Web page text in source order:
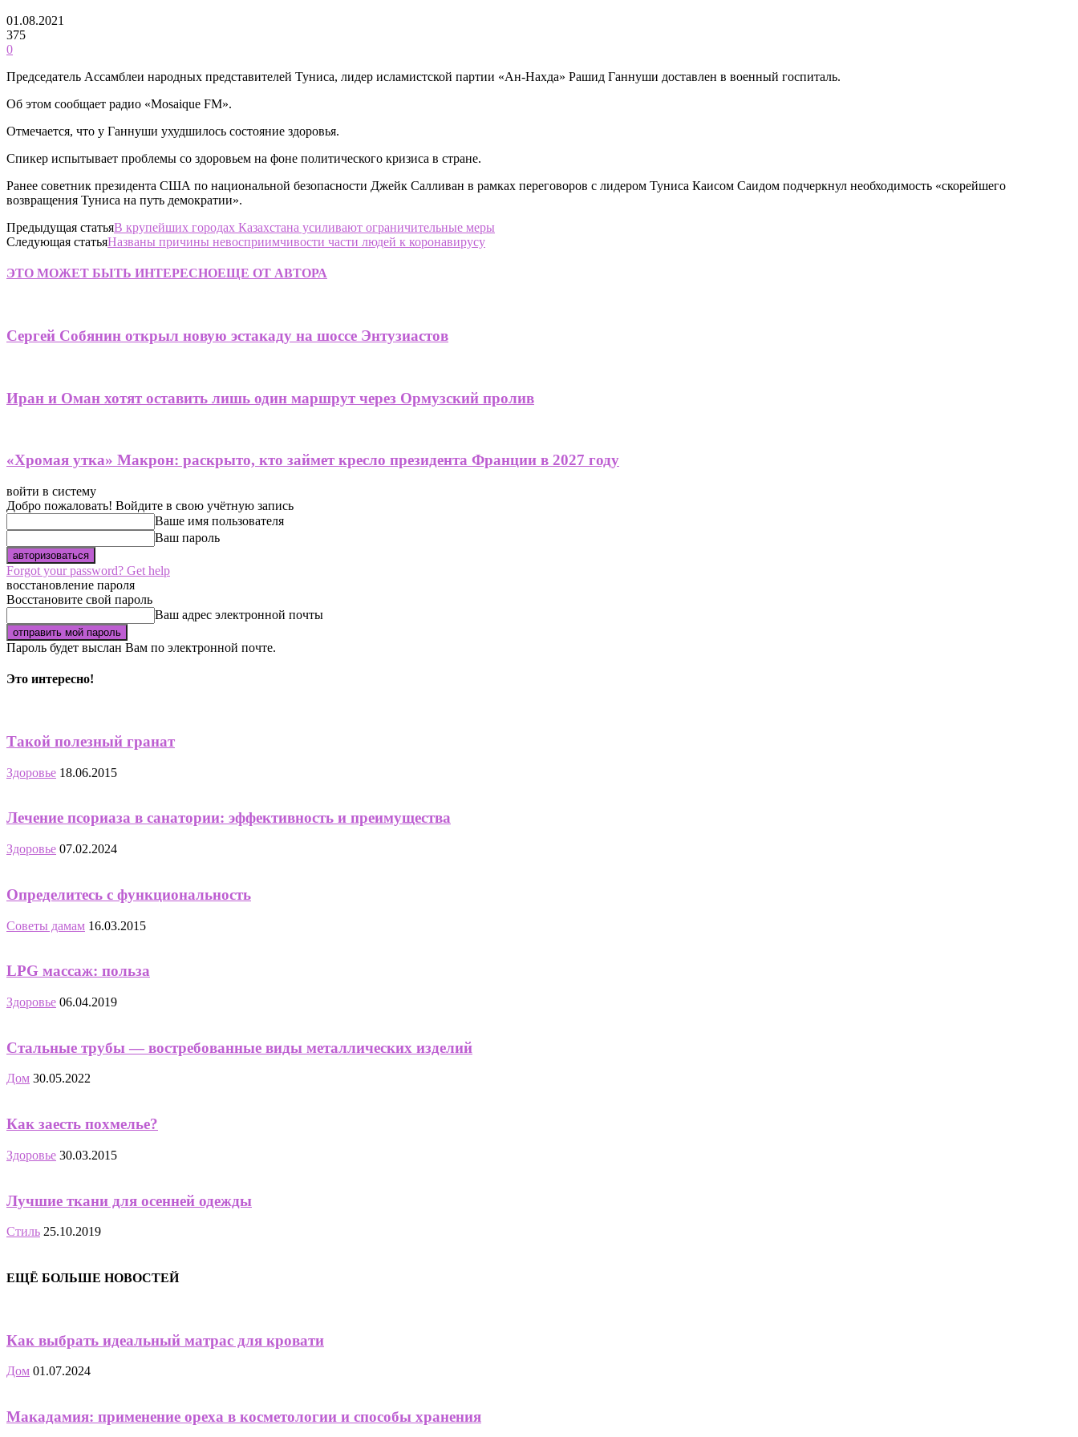
01.08.2021
375
0
Председатель Ассамблеи народных представителей Туниса, лидер исламистской партии «Ан-Нахда» Рашид Ганнуши доставлен в военный госпиталь.
Об этом сообщает радио «Mosaique FM».
Отмечается, что у Ганнуши ухудшилось состояние здоровья.
Спикер испытывает проблемы со здоровьем на фоне политического кризиса в стране.
Ранее советник президента США по национальной безопасности Джейк Салливан в рамках переговоров с лидером Туниса Каисом Саидом подчеркнул необходимость «скорейшего
возвращения Туниса на путь демократии».
Предыдущая статьяВ крупейших городах Казахстана усиливают ограничительные меры
Следующая статьяНазваны причины невосприимчивости части людей к коронавирусу
ЭТО МОЖЕТ БЫТЬ ИНТЕРЕСНОЕЩЕ ОТ АВТОРА
Сергей Собянин открыл новую эстакаду на шоссе Энтузиастов
Иран и Оман хотят оставить лишь один маршрут через Ормузский пролив
«Хромая утка» Макрон: раскрыто, кто займет кресло президента Франции в 2027 году
войти в систему
Добро пожаловать! Войдите в свою учётную запись
Ваше имя пользователя
Ваш пароль
Forgot your password? Get help
восстановление пароля
Восстановите свой пароль
Ваш адрес электронной почты
Пароль будет выслан Вам по электронной почте.
Это интересно!
Такой полезный гранат
Здоровье 18.06.2015
Лечение псориаза в санатории: эффективность и преимущества
Здоровье 07.02.2024
Определитесь с функциональность
Советы дамам 16.03.2015
LPG массаж: польза
Здоровье 06.04.2019
Стальные трубы — востребованные виды металлических изделий
Дом 30.05.2022
Как заесть похмелье?
Здоровье 30.03.2015
Лучшие ткани для осенней одежды
Стиль 25.10.2019
ЕЩЁ БОЛЬШЕ НОВОСТЕЙ
Как выбрать идеальный матрас для кровати
Дом 01.07.2024
Макадамия: применение ореха в косметологии и способы хранения